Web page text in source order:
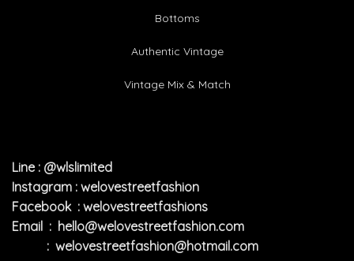
Bottoms
Authentic Vintage
Vintage Mix & Match
Line : @wlslimited
Instagram : welovestreetfashion
Facebook : welovestreetfashions
Email : hello@welovestreetfashion.com
: welovestreetfashion@hotmail.com